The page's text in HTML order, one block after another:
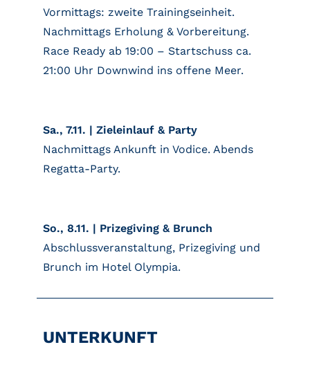
Vormittags: zweite Trainingseinheit.
Nachmittags Erholung & Vorbereitung.
Race Ready ab 19:00 – Startschuss ca.
21:00 Uhr Downwind ins offene Meer.
Sa., 7.11. | Zieleinlauf & Party
Nachmittags Ankunft in Vodice. Abends
Regatta-Party.
So., 8.11. | Prizegiving & Brunch
Abschlussveranstaltung, Prizegiving und
Brunch im Hotel Olympia.
UNTERKUNFT